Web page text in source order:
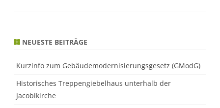
NEUESTE BEITRÄGE
Kurzinfo zum Gebäudemodernisierungsgesetz (GModG)
Historisches Treppengiebelhaus unterhalb der
Jacobikirche